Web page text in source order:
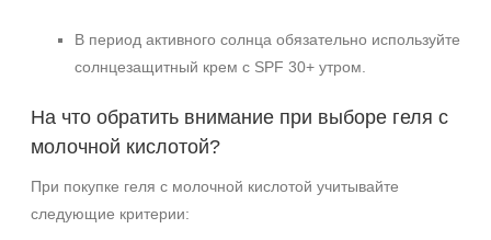
В период активного солнца обязательно используйте
солнцезащитный крем с SPF 30+ утром.
На что обратить внимание при выборе геля с
молочной кислотой?
При покупке геля с молочной кислотой учитывайте
следующие критерии: